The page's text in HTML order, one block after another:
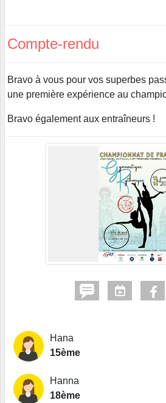
Compte-rendu
Bravo à vous pour vos superbes
une première expérience au
Bravo également aux entraîneurs !
Hana
15ème
Hanna
18ème